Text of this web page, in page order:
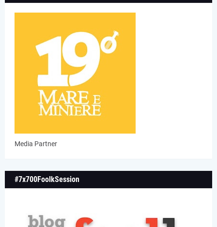
Media Partner
#7x700FoolkSession